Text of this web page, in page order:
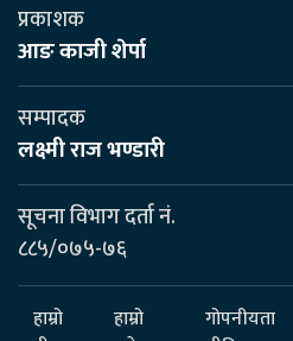
प्रकाशक
आङ काजी शेर्पा
सम्पादक
लक्ष्मी राज भण्डारी
सूचना विभाग दर्ता नं.
८८५/०७५-७६
हाम्रो
हाम्रो
गोपनीयता